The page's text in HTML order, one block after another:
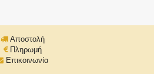
Αποστολή
Πληρωμή
Επικοινωνία